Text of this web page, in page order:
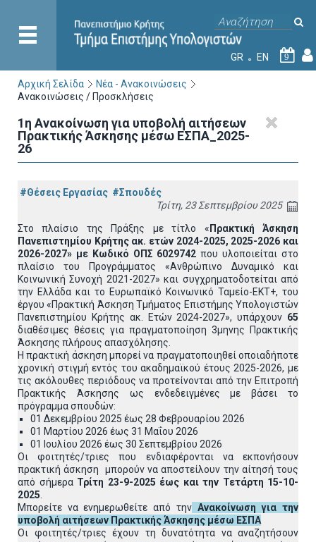
GR EN 9
Αρχική Σελίδα
Νέα - Ανακοινώσεις
Ανακοινώσεις / Προσκλήσεις
1η Ανακοίνωση για υποβολή αιτήσεων
Πρακτικής Άσκησης μέσω ΕΣΠΑ_2025-
26
#Θέσεις Εργασίας #Σπουδές
Τρίτη, 23 Σεπτεμβρίου 2025
Στο πλαίσιο της Πράξης με τίτλο « Πρακτική Άσκηση
Πανεπιστημίου Κρήτης ακ. ετών 2024-2025, 2025-2026 και
2026-2027» με Κωδικό ΟΠΣ 6029742που υλοποιείται στο
πλαίσιο του Προγράμματος «Ανθρώπινο Δυναμικό και
Κοινωνική Συνοχή 2021-2027» και συγχρηματοδοτείται από
την Ελλάδα και το Ευρωπαϊκό Κοινωνικό Ταμείο-ΕΚΤ+, του
έργου «Πρακτική Άσκηση Τμήματος Επιστήμης Υπολογιστών
Πανεπιστημίου Κρήτης ακ. Ετών 2024-2027», υπάρχουν 65
διαθέσιμες θέσεις για πραγματοποίηση 3μηνης Πρακτικής
Άσκησης πλήρους απασχόλησης.
Η πρακτική άσκηση μπορεί να πραγματοποιηθεί οποιαδήποτε
χρονική στιγμή εντός του ακαδημαϊκού έτους 2025-2026, με
τις ακόλουθες περιόδους να προτείνονται από την Επιτροπή
Πρακτικής Άσκησης ως ενδεδειγμένες με βάσει το
πρόγραμμα σπουδών:
01 Δεκεμβρίου 2025 έως 28 Φεβρουαρίου 2026
01 Μαρτίου 2026 έως 31 Μαΐου 2026
01 Ιουλίου 2026 έως 30 Σεπτεμβρίου 2026
Οι φοιτητές/τριες που ενδιαφέρονται να εκπονήσουν
πρακτική άσκηση μπορούν να αποστείλουν την αίτησή τους
από σήμερα Τρίτη 23-9-2025 έως και την Τετάρτη 15-10-
2025
Μπορείτε να ενημερωθείτε από την Ανακοίνωση για την
υποβολή αιτήσεων Πρακτικής Άσκησης μέσω ΕΣΠΑ
Οι φοιτητές/τριες έχουν τη δυνατότητα να αναζητήσουν